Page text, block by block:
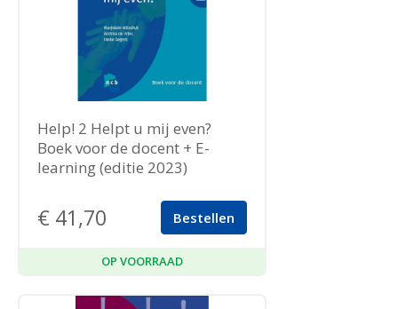
Help! 2 Helpt u mij even?
Boek voor de docent + E-
learning (editie 2023)
€ 41,70 Bestellen
OP VOORRAAD